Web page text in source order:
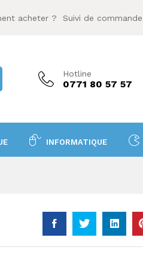
acheter ? Suivi de commande
Hotline
0771 80 57 57
INFORMATIQUE